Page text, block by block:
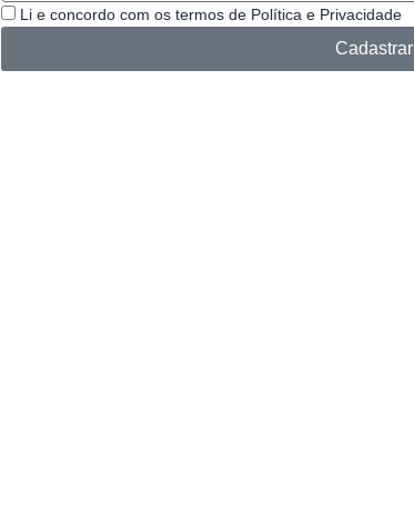
AceiteLi e concordo com os termos de Política e Privacidade
Cadastrar